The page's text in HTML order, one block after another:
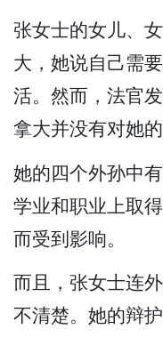
张女士的女儿、
大，她说自己需
活。然而，法官
拿大并没有对她
她的四个外孙中
学业和职业上取
而受到影响。
而且，张女士连
不清楚。她的辩